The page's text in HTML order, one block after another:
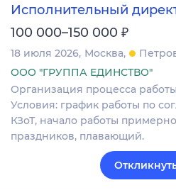
Исполнительный
100 000–150 000 ₽
18 июля 2026 Москва
ООО "ГРУППА ЕДИНСТВО"
Организация процесса
Условия: график работы по
КЗоТ, начало работы
праздников, плавающий.